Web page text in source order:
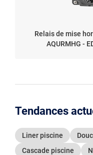
Relais de mise
AQURMHG -
Tendances
Liner piscine
Cascade piscine